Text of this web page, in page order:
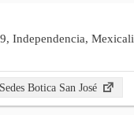
Independencia, Mexicali
Sedes Botica San José